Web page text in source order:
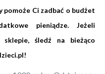
Ci zadbać o budżet
pieniądze. Jeżeli
śledź na bieżąco